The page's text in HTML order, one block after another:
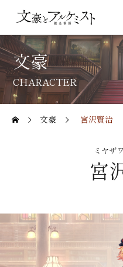
文豪
CHARACTER
文豪 宮沢賢治
宮
ミヤザワ